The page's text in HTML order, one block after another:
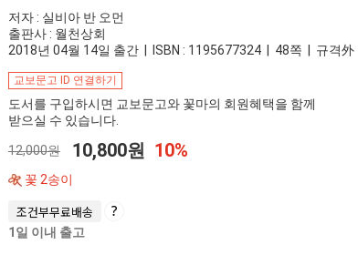
저자 : 실비아 반 오먼
출판사 : 월천상회
2018년 04월 14일 출간 | ISBN : 1195677324 | 48쪽 | 규격外
교보문고 ID 연결하기
도서를 구입하시면 교보문고와 꽃마의 회원혜택을 함께
받으실 수 있습니다.
12,000원 10,800원 10%
꽃 2송이
조건부무료배송
1일 이내 출고